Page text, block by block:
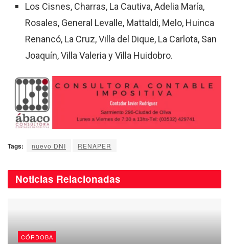
Los Cisnes, Charras, La Cautiva, Adelia María,
Rosales, General Levalle, Mattaldi, Melo, Huinca
Renancó, La Cruz, Villa del Dique, La Carlota, San
Joaquín, Villa Valeria y Villa Huidobro.
Tags: nuevo DNI RENAPER
Noticias Relacionadas
CÓRDOBA